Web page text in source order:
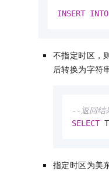
INSERT INTO
不指定时区，
后转换为字符串
--返回结
SELECT
指定时区为美